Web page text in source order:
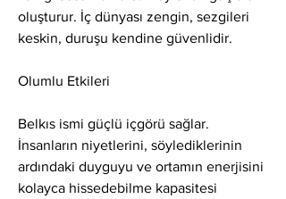
oluşturur. İç dünyası zengin, sezgileri
keskin, duruşu kendine güvenlidir.
Olumlu Etkileri
Belkıs ismi güçlü içgörü sağlar.
İnsanların niyetlerini, söylediklerinin
ardındaki duyguyu ve ortamın enerjisini
kolayca hissedebilme kapasitesi